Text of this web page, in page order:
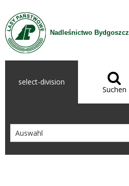
Zum Inhalt wechseln
Nadleśnictwo Bydgoszcz
select-division 
Suchen